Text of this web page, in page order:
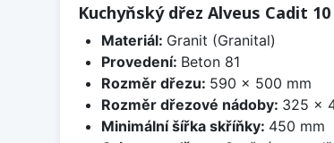
Kuchyňský dřez Alveus Cadit
Materiál: Granit (Granital)
Provedení: Beton 81
Rozměr dřezu: 590 x 500 mm
Rozměr dřezové nádoby: 325 x
Minimální šířka skříňky: 450 mm